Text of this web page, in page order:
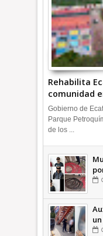
Rehabilita
comunidad
+Video |
Gobierno de
Parque
de los ...